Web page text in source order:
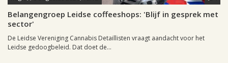
Belangengroep Leidse coffeeshops: 'Blijf in gesprek met
sector'
De Leidse Vereniging Cannabis Detaillisten vraagt aandacht voor het
Leidse gedoogbeleid. Dat doet de...